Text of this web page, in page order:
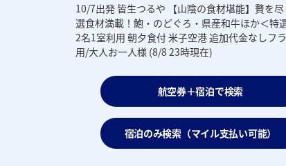
10/7出発 皆生つるや 【山陰の食材堪能】贅を
選食材満載！鮑・のどぐろ・県産和牛ほか＜特
2名1室利用 朝夕食付 米子空港 追加代金なしフ
用/大人お一人様 (8/8 23時現在)
航空券＋宿泊で検索
宿泊のみ検索（マイル支払い可能）